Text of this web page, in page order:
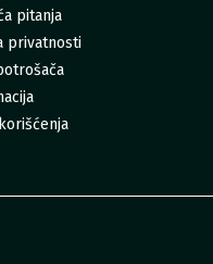
pitanja
privatnosti